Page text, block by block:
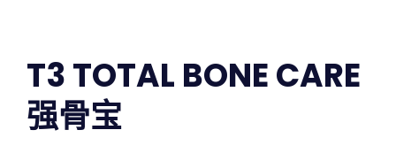
T3 TOTAL BONE CARE
强骨宝